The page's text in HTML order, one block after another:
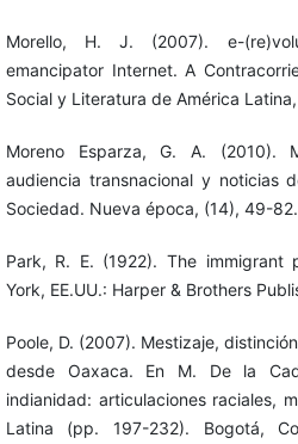
Morello, H. J. (2007). e-
emancipator Internet. A
Social y Literatura de América
Moreno Esparza, G. A. (2010).
audiencia transnacional y noticias
Sociedad. Nueva época, (14), 49-82.
Park, R. E. (1922). The immigrant
York, EE.UU.: Harper & Brothers
Poole, D. (2007). Mestizaje,
desde Oaxaca. En M. De la
indianidad: articulaciones raciales,
Latina (pp. 197-232). Bogotá,